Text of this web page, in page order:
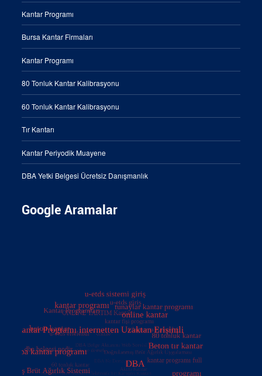
Kantar Programı
Bursa Kantar Firmaları
Kantar Programı
80 Tonluk Kantar Kalibrasyonu
60 Tonluk Kantar Kalibrasyonu
Tır Kantarı
Kantar Periyodik Muayene
DBA Yetki Belgesi Ücretsiz Danışmanlık
Google Aramalar